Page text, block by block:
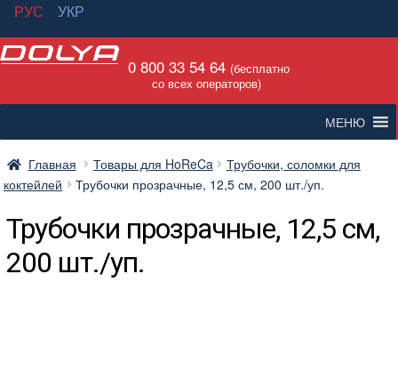
РУС
УКР
Перейти
навигации
Перейти
содержимому
0 800 33 54 64 (бесплатно
со всех операторов)
МЕНЮ
Главная Товары для HoReCa
Трубочки, соломки для
коктейлей
Трубочки прозрачные, 12,5 см, 200 шт./уп.
Трубочки прозрачные, 12,5 см,
200 шт./уп.